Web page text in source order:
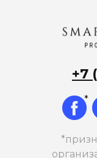
+7
*